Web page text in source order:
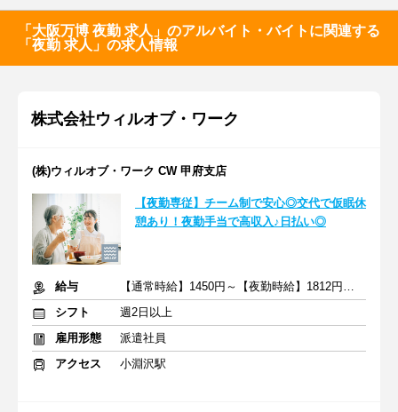
「大阪万博 夜勤 求人」のアルバイト・バイトに関連する
「夜勤 求人」の求人情報
株式会社ウィルオブ・ワーク
(株)ウィルオブ・ワーク CW 甲府支店
【夜勤専従】チーム制で安心◎交代で仮眠休
憩あり！夜勤手当で高収入♪日払い◎
給与
【通常時給】1450円～【夜勤時給】1812円～ ＋交通費
シフト
週2日以上
雇用形態
派遣社員
アクセス
小淵沢駅